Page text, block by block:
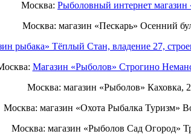
Москва: Рыболовный интернет магазин
Москва: магазин «Пескарь» Осенний
рыбака» Тёплый Стан, владение 27,
Магазин «Рыболов» Строгино
Москва: магазин «Рыболов» Каховка,
Москва: магазин «Охота Рыбалка Туризм»
Москва: магазин «Рыболов Сад Огород»